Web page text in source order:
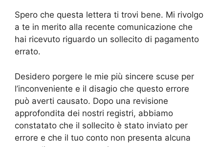
Spero che questa lettera ti trovi bene. Mi rivolgo
a te in merito alla recente comunicazione che
hai ricevuto riguardo un sollecito di pagamento
errato.
Desidero porgere le mie più sincere scuse per
l’inconveniente e il disagio che questo errore
può averti causato. Dopo una revisione
approfondita dei nostri registri, abbiamo
constatato che il sollecito è stato inviato per
errore e che il tuo conto non presenta alcuna